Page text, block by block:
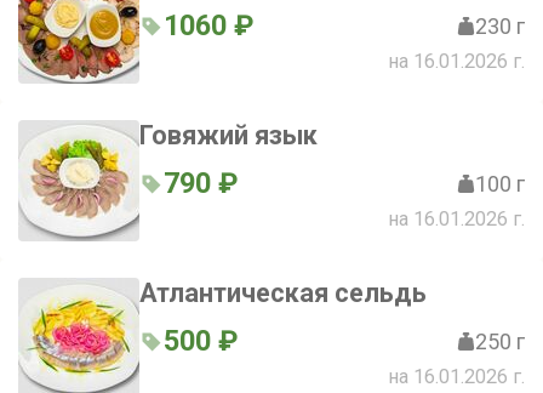
1060 ₽ 230 г
на 16.01.2026 г.
Говяжий язык
790 ₽ 100 г
на 16.01.2026 г.
Атлантическая сельдь
500 ₽ 250 г
на 16.01.2026 г.